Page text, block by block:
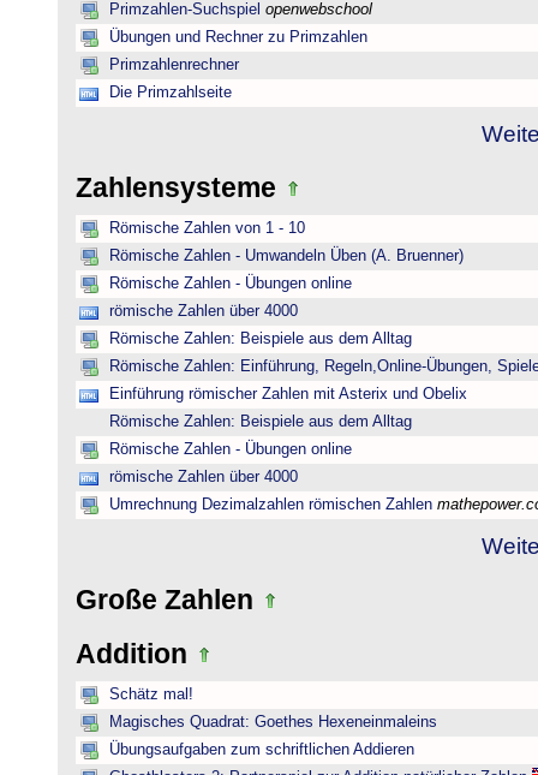
Primzahlen-Suchspiel openwebschool
Übungen und Rechner zu Primzahlen
Primzahlenrechner
Die Primzahlseite
Zahlensysteme
Römische Zahlen von 1 - 10
Römische Zahlen - Umwandeln Üben (A. Bruenner)
Römische Zahlen - Übungen online
römische Zahlen über 4000
Römische Zahlen: Beispiele aus dem Alltag
Römische Zahlen: Einführung, Regeln,Online-Übungen,
Einführung römischer Zahlen mit Asterix und Obelix
Römische Zahlen: Beispiele aus dem Alltag
Römische Zahlen - Übungen online
römische Zahlen über 4000
Umrechnung Dezimalzahlen römischen Zahlen
Große Zahlen
Addition
Schätz mal!
Magisches Quadrat: Goethes Hexeneinmaleins
Übungsaufgaben zum schriftlichen Addieren